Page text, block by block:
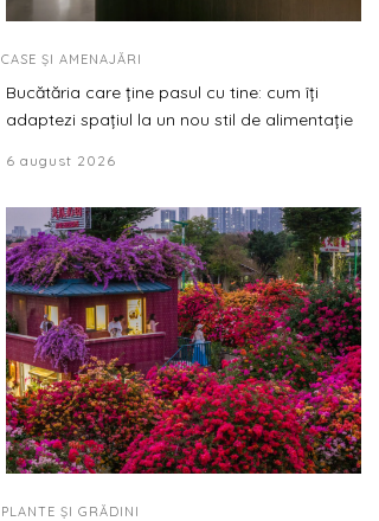
CASE ȘI AMENAJĂRI
Bucătăria care ține pasul cu tine: cum îți
adaptezi spațiul la un nou stil de alimentație
6 august 2026
PLANTE ȘI GRĂDINI